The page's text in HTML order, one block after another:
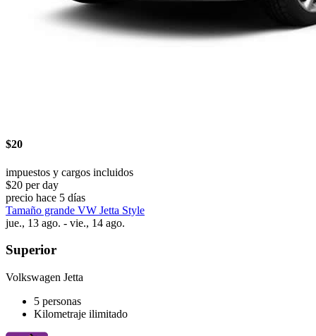
$20
impuestos y cargos incluidos
$20 per day
precio hace 5 días
Tamaño grande VW Jetta Style
jue., 13 ago. - vie., 14 ago.
Superior
Volkswagen Jetta
5 personas
Kilometraje ilimitado